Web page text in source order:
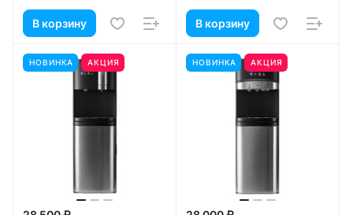
В корзину В корзину
НОВИНКА АКЦИЯ НОВИНКА АКЦИЯ